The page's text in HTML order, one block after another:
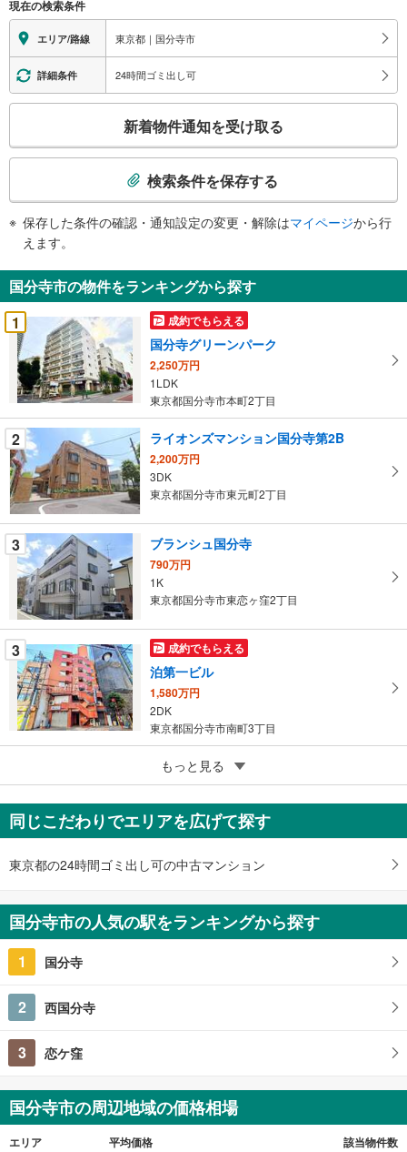
現在の検索条件
エリア/路線 東京都｜国分寺市
詳細条件 24時間ゴミ出し可
検
知
を
受
け
取
る
・
条
件
を
マ
イ
ペ
ー
ジ
に
保
存
す
る
新着物件通知を受け取る
検索条件を保存する
保存した条件の確認・通知設定の変更・解除はマイページから行
えます。
国分寺市の物件をランキングから探す
1
成約でもらえる
国分寺グリーンパーク
2,250万円
1LDK
東京都国分寺市本町2丁目
2 ライオンズマンション国分寺第2B
2,200万円
3DK
東京都国分寺市東元町2丁目
3 ブランシュ国分寺
790万円
1K
東京都国分寺市東恋ヶ窪2丁目
3 成約でもらえる
泊第一ビル
1,580万円
2DK
東京都国分寺市南町3丁目
成約でもらえる
パークアベニュー国分寺
730万円
ワンルーム
もっと見る
同じこだわりでエリアを広げて探す
東京都の24時間ゴミ出し可の中古マンション
国分寺市の人気の駅をランキングから探す
1 国分寺
2 西国分寺
3 恋ケ窪
国分寺市の周辺地域の価格相場
エリア 平均価格 該当物件数